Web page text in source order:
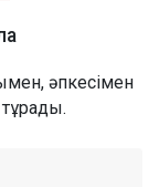
әпкесімен